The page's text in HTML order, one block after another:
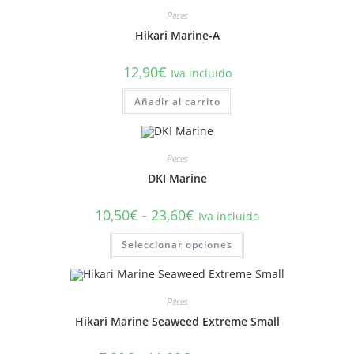
Peces
Hikari Marine-A
12,90€ Iva incluido
Añadir al carrito
Peces
DKI Marine
10,50€ - 23,60€ Rango
de
precios:
desde
10,50€
hasta
23,60€
Iva incluido
Seleccionar opciones
Este
tiene
múltiples
variantes.
pueden
Peces
Hikari Marine Seaweed Extreme Small